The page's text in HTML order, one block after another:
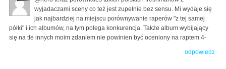
wyjadaczami sceny co też jest zupełnie bez sensu. Mi wydaje się
jak najbardziej na miejscu porównywanie raperów "z tej samej
półki" i ich albumów, na tym polega konkurencja. Także album wybijający
się na tle innych moim zdaniem nie powinien być oceniony na raptem 4-
odpowiedz